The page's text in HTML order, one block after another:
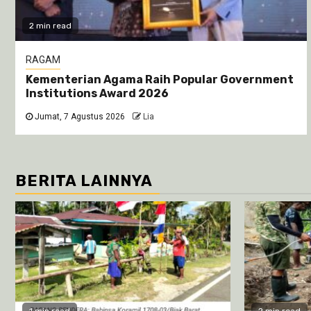
2 min read
RAGAM
Kementerian Agama Raih Popular Government
Institutions Award 2026
Jumat, 7 Agustus 2026 Lia
BERITA LAINNYA